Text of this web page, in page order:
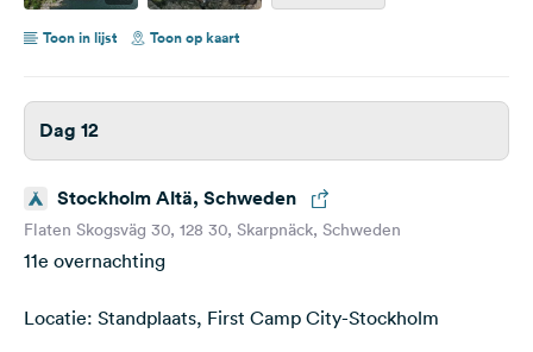
Toon in lijst Toon op kaart
Dag 12
Stockholm Altä, Schweden
Flaten Skogsväg 30, 128 30, Skarpnäck, Schweden
11e overnachting
Locatie: Standplaats, First Camp City-Stockholm